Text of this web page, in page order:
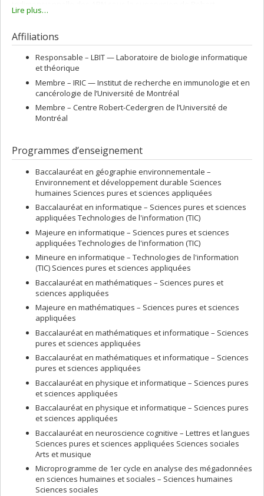
Cedergren et de Guy Lapalme.
Après l’obtention de son diplôme de doctorat en 1990, le chercheur
effectue un stage postdoctoral au NCBI sous la direction de David
Lipman. L’Université de Montréal l’embauche en 1994 à titre de
chercheur. En 2005, Francois Major est recruté par l’IRIC à titre de
chercheur principal.
Lire plus…
Affiliations
Responsable – LBIT — Laboratoire de biologie informatique
et théorique
Membre – IRIC — Institut de recherche en immunologie et en
cancérologie de l’Université de Montréal
Membre – Centre Robert-Cedergren de l’Université de
Montréal
Programmes d’enseignement
Baccalauréat en géographie environnementale –
Environnement et développement durable Sciences
humaines Sciences pures et sciences appliquées
Baccalauréat en informatique – Sciences pures et sciences
appliquées Technologies de l'information (TIC)
Majeure en informatique – Sciences pures et sciences
appliquées Technologies de l'information (TIC)
Mineure en informatique – Technologies de l'information
(TIC) Sciences pures et sciences appliquées
Baccalauréat en mathématiques – Sciences pures et
sciences appliquées
Majeure en mathématiques – Sciences pures et sciences
appliquées
Baccalauréat en mathématiques et informatique – Sciences
pures et sciences appliquées
Baccalauréat en mathématiques et informatique – Sciences
pures et sciences appliquées
Baccalauréat en physique et informatique – Sciences pures
et sciences appliquées
Baccalauréat en physique et informatique – Sciences pures
et sciences appliquées
Baccalauréat en neuroscience cognitive – Lettres et langues
Sciences pures et sciences appliquées Sciences sociales
Arts et musique
Microprogramme de 1er cycle en analyse des mégadonnées
en sciences humaines et sociales – Sciences humaines
Sciences sociales